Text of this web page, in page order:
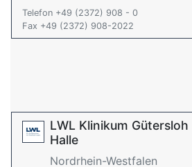
Telefon +49 (2372) 908 - 0
Fax +49 (2372) 908-2022
LWL Klinikum
Halle
Nordrhein-Westfalen